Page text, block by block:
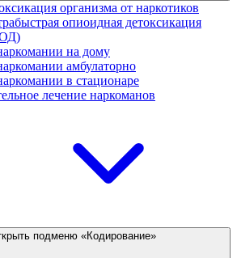
организма от наркотиков
опиоидная детоксикация
на дому
амбулаторно
в стационаре
лечение наркоманов
подменю «Кодирование»